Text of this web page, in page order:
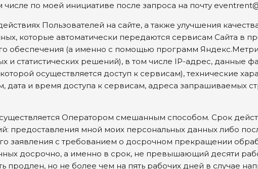
по моей инициативе после запроса на почту
Пользователей на сайте, а также улучшения
которые автоматически передаются сервисам Сайта в
обеспечения (а именно с помощью программ
статистических решений), в том числе IP-адрес, данные
осуществляется доступ к сервисам), технические
дата и время доступа к сервисам, адреса запрашиваемых
Оператором смешанным способом. Срок
предоставления мной моих персональных данных либо
заявления с требованием о досрочном прекращении
досрочно, а именно в срок, не превышающий десяти
продлен, но не более чем на пять рабочих дней в случае